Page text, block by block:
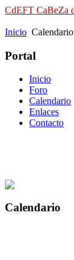
CdEFT CaBeZa
Inicio Calendario
Portal
Inicio
Foro
Calendario
Enlaces
Contacto
Calendario